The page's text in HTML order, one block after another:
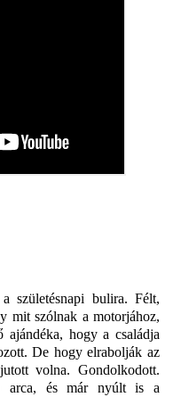
születésnapi bulira. Félt,
mit szólnak a motorjához,
hogy a családja
De hogy elrabolják az
volna. Gondolkodott.
arca, és már nyúlt is a